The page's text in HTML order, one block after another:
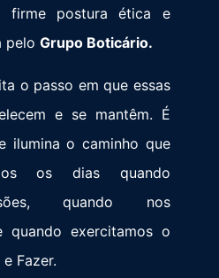
firme postura ética e
pelo Grupo Boticário.
o passo em que essas
e se mantêm. É
ilumina o caminho que
os dias quando
quando nos
quando exercitamos o
Fazer.